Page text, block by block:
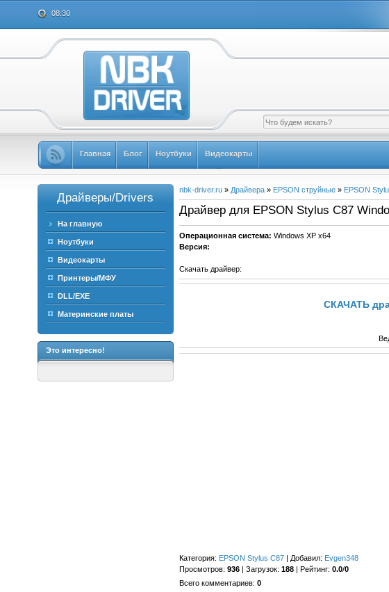
08:30
Главная Блог Ноутбуки Видеокарты
Драйверы/Drivers
На главную
Ноутбуки
Видеокарты
Принтеры/МФУ
DLL/EXE
Материнские платы
Это интересно!
nbk-driver.ru» Драйвера» EPSON струйные» EPSON
Драйвер для EPSON Stylus C87
Операционная система: Windows XP x64
Версия:
Скачать драйвер:
СКАЧАТЬ
Категория: EPSON Stylus C87| Добавил: Evgen348
Просмотров: 936| Загрузок: 188| Рейтинг: 0.0/0
Всего комментариев: 0